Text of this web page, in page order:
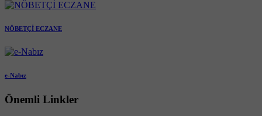
NÖBETÇİ ECZANE
e-Nabız
Önemli Linkler